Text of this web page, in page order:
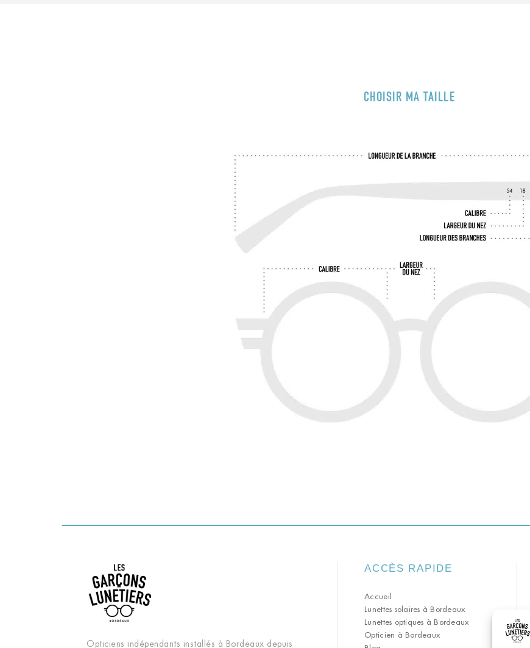
CHOISIR MA TAILLE
Opticiens indépendants installés à Bordeaux depuis
ACCÈS RAPIDE
Accueil
Lunettes solaires à Bordeaux
Lunettes optiques à Bordeaux
Opticien à Bordeaux